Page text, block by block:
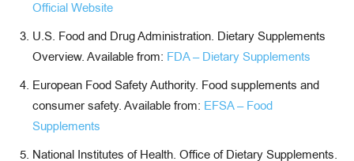
Official Website
U.S. Food and Drug Administration. Dietary Supplements
Overview. Available from: FDA – Dietary Supplements
European Food Safety Authority. Food supplements and
consumer safety. Available from: EFSA – Food
Supplements
National Institutes of Health. Office of Dietary Supplements.